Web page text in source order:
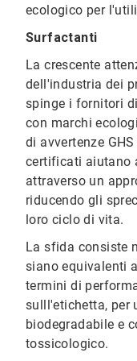
ecologico per
Surfactanti
La crescente
dell'industria dei
spinge i fornitori
con marchi
di avvertenze
certificati aiutano
attraverso un
riducendo gli
loro ciclo di vita.
La sfida consiste
siano equivalenti
termini di
sulll'etichetta, per
biodegradabile e
tossicologico.